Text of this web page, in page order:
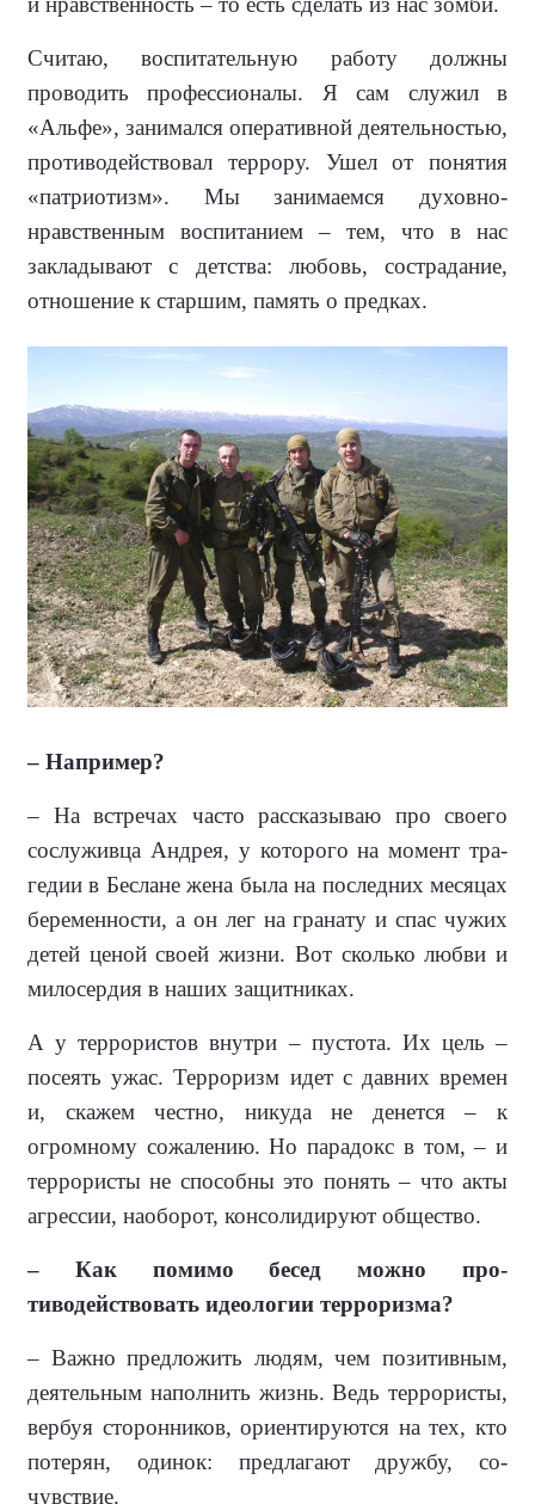
Считаю, воспитательную работу должны
проводить профессионалы. Я сам служил в
«Альфе», занимался оперативной деятельностью,
противодействовал террору. Ушел от понятия
«патри­отизм». Мы занимаемся духовно-
нравственным воспитанием – тем, что в нас
закладывают с дет­ства: любовь, сострада­ние,
отношение к стар­шим, память о предках.
– Например?
– На встречах часто рассказываю про своего
сослуживца Андрея, у которого на момент тра­
гедии в Беслане жена была на последних ме­сяцах
беременности, а он лег на гранату и спас чужих
детей це­ной своей жизни. Вот сколько любви и
милосердия в на­ших защитниках.
А у террористов внутри – пустота. Их цель –
посеять ужас. Терроризм идет с давних времен
и, скажем чест­но, никуда не денется – к
огромному сожалению. Но парадокс в том, – и
террористы не способны это понять – что акты
агрессии, наоборот, кон­солидируют общество.
– Как помимо бесед можно про­
тиводействовать идеологии тер­роризма?
– Важно предложить людям, чем позитивным,
де­ятельным напол­нить жизнь. Ведь террористы,
вер­буя сторонни­ков, ориентиру­ются на тех, кто
потерян, оди­нок: предлага­ют дружбу, со­
чувствие.